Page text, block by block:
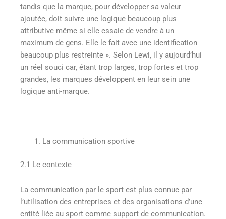
tandis que la marque, pour développer sa valeur
ajoutée, doit suivre une logique beaucoup plus
attributive même si elle essaie de vendre à un
maximum de gens. Elle le fait avec une identification
beaucoup plus restreinte ». Selon Lewi, il y aujourd’hui
un réel souci car, étant trop larges, trop fortes et trop
grandes, les marques développent en leur sein une
logique anti-marque.
La communication sportive
2.1 Le contexte
La communication par le sport est plus connue par
l’utilisation des entreprises et des organisations d’une
entité liée au sport comme support de communication.